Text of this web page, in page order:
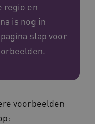
regio en
is nog in
stap voor
voorbeelden